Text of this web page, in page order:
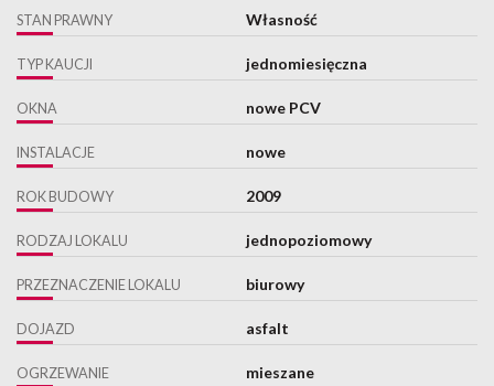
STAN PRAWNY Własność
TYP KAUCJI jednomiesięczna
OKNA nowe PCV
INSTALACJE nowe
ROK BUDOWY 2009
RODZAJ LOKALU jednopoziomowy
PRZEZNACZENIE LOKALU biurowy
DOJAZD asfalt
OGRZEWANIE mieszane